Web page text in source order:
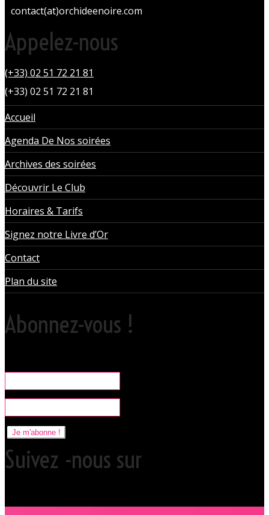
contact(at)orchideenoire.com
Appelez-nous
(+33) 02 51 72 21 81
(+33) 02 51 72 21 81
Accueil
Agenda De Nos soirées
Archives des soirées
Découvrir Le Club
Horaires & Tarifs
Signez notre Livre d’Or
Contact
Plan du site
Abonnez-vous !
Je m'abonne !
Suivez -nous sur